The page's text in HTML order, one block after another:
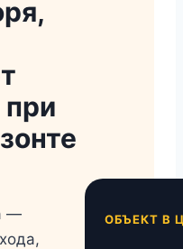
при
—
ОБЪЕКТ В